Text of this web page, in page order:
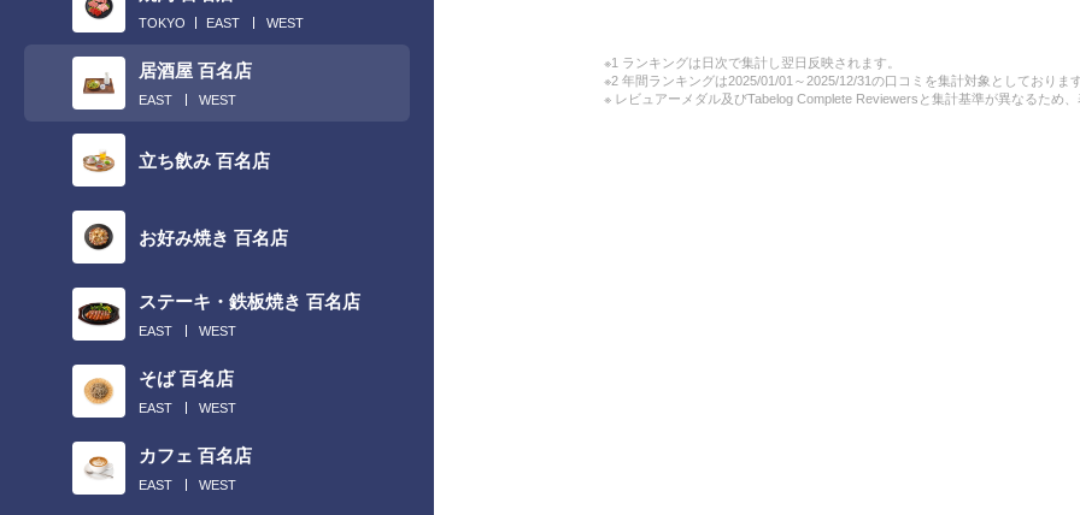
TOKYO EAST WEST
居酒屋 百名店
EAST WEST
立ち飲み 百名店
お好み焼き 百名店
ステーキ・鉄板焼き 百名店
EAST WEST
そば 百名店
EAST WEST
カフェ 百名店
EAST WEST
※1 ランキングは日次で集計し翌日反映されます。
※2 年間ランキングは2025/01/01～2025/12/31の口コミを集計対象としております
※ レビュアーメダル及びTabelog Complete Reviewersと集計基準が異なるため